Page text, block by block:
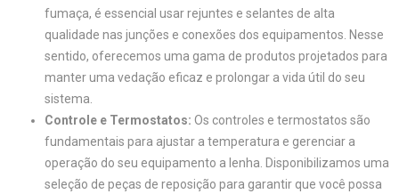
fumaça, é essencial usar rejuntes e selantes de alta
qualidade nas junções e conexões dos equipamentos. Nesse
sentido, oferecemos uma gama de produtos projetados para
manter uma vedação eficaz e prolongar a vida útil do seu
sistema.
Controle e Termostatos: Os controles e termostatos são
fundamentais para ajustar a temperatura e gerenciar a
operação do seu equipamento a lenha. Disponibilizamos uma
seleção de peças de reposição para garantir que você possa